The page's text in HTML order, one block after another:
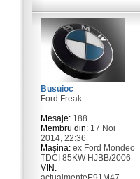
Busuioc
Ford Freak
Mesaje:188
Membru din:17 Noi
2014, 22:36
Maşina:ex Ford Mondeo
TDCI 85KW HJBB/2006
VIN: